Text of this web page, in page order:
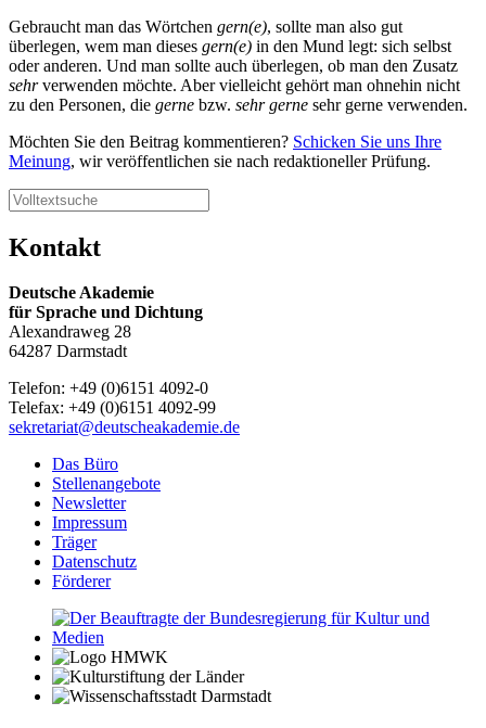
Gebraucht man das Wörtchen gern(e), sollte man also gut
überlegen, wem man dieses gern(e) in den Mund legt: sich selbst
oder anderen. Und man sollte auch überlegen, ob man den Zusatz
sehrverwenden möchte. Aber vielleicht gehört man ohnehin nicht
zu den Personen, die gerne bzw. sehr gerne sehr gerne verwenden.
Möchten Sie den Beitrag kommentieren? Schicken Sie uns Ihre
Meinung, wir veröffentlichen sie nach redaktioneller Prüfung.
Kontakt
Deutsche Akademie
für Sprache und Dichtung
Alexandraweg 28
64287 Darmstadt
Telefon: +49 (0)6151 4092-0
Telefax: +49 (0)6151 4092-99
sekretariat@deutscheakademie.de
Das Büro
Stellenangebote
Newsletter
Impressum
Träger
Datenschutz
Förderer